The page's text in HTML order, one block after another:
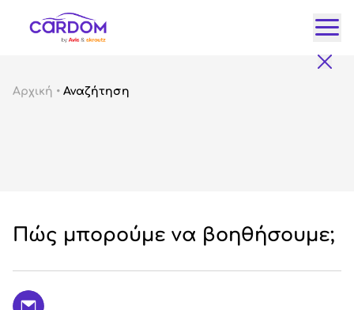
Αρχική • Αναζήτηση
Πώς μπορούμε να βοηθήσουμε;